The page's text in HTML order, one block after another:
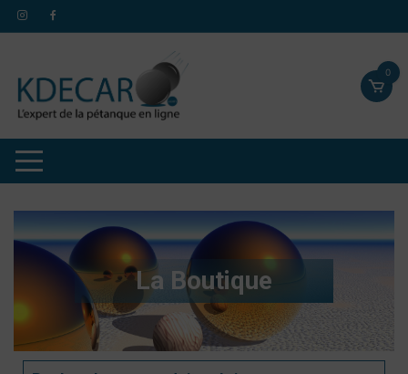
0
La Boutique